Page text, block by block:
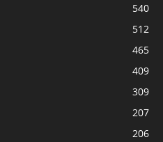
540
512
465
409
309
207
206